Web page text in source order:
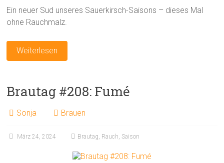
Ein neuer Sud unseres Sauerkirsch-Saisons – dieses Mal
ohne Rauchmalz.
Weiterlesen
Brautag #208: Fumé
Sonja Brauen
März 24, 2024 Brautag, Rauch, Saison